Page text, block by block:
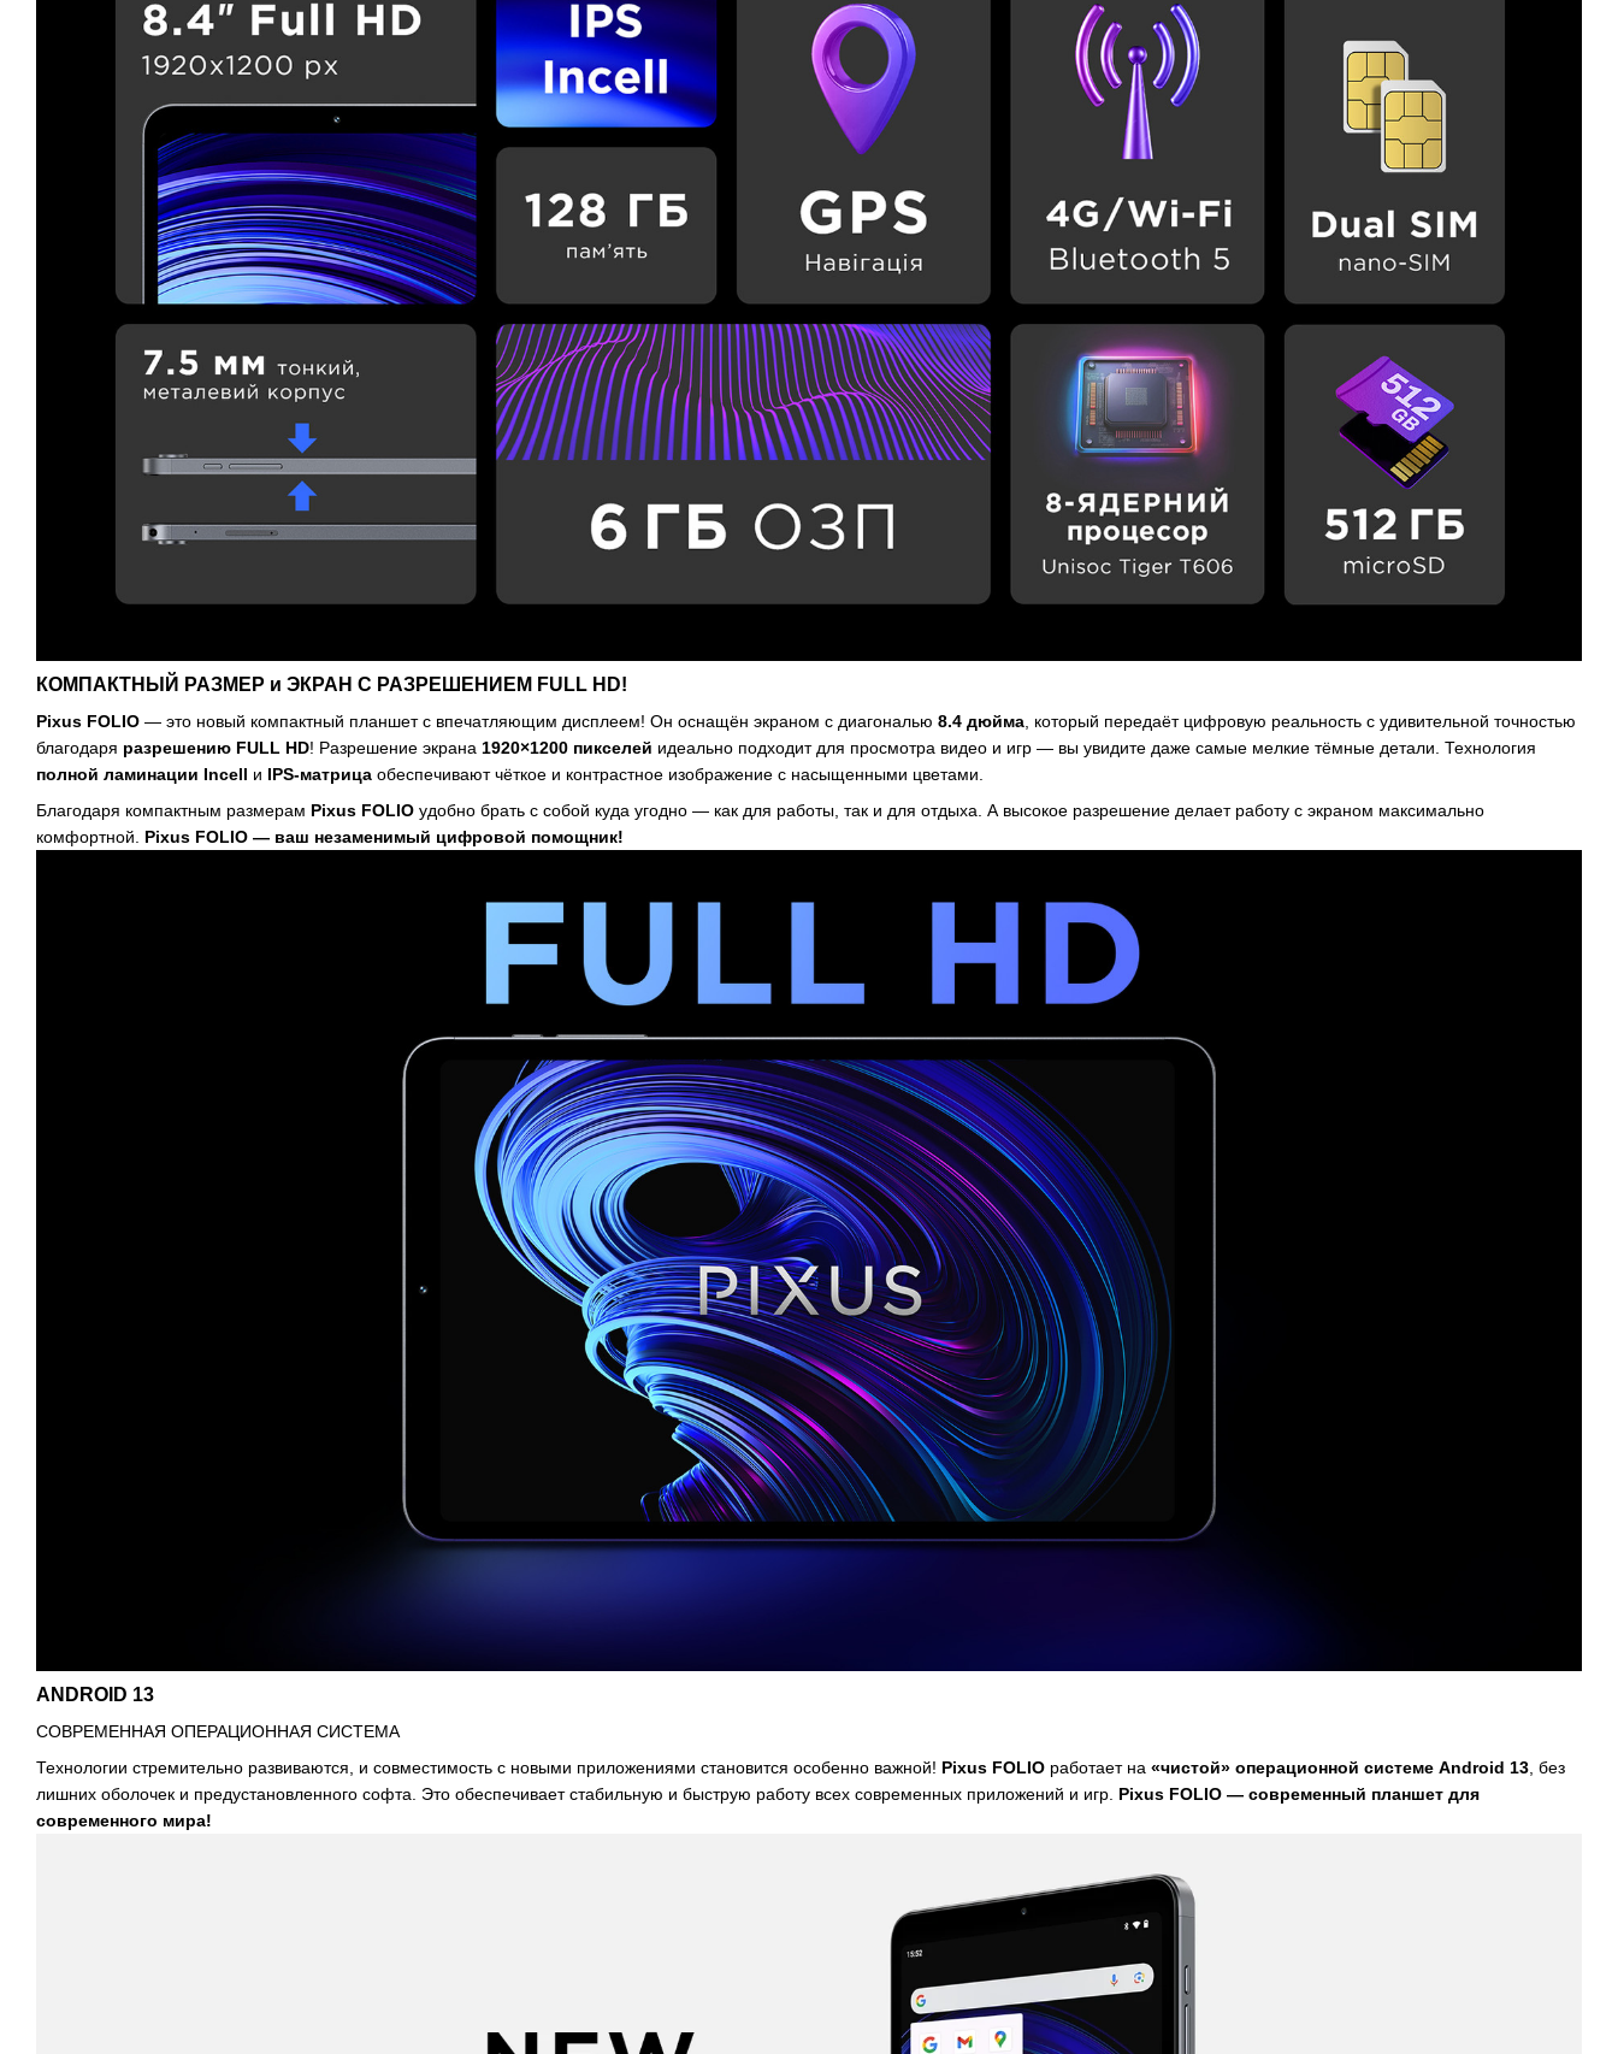
КОМПАКТНЫЙ РАЗМЕР и ЭКРАН С РАЗРЕШЕНИЕМ FULL HD!
Pixus FOLIO — это новый компактный планшет с впечатляющим дисплеем! Он оснащён экраном с диагональю 8.4 дюйма , который передаёт цифровую реальность с удивительной точностью
благодаря разрешению FULL HD! Разрешение экрана 1920×1200 пикселей идеально подходит для просмотра видео и игр — вы увидите даже самые мелкие тёмные детали. Технология
полной ламинации Incell и IPS-матрица обеспечивают чёткое и контрастное изображение с насыщенными цветами.
Благодаря компактным размерам Pixus FOLIO удобно брать с собой куда угодно — как для работы, так и для отдыха. А высокое разрешение делает работу с экраном максимально
комфортной. Pixus FOLIO — ваш незаменимый цифровой помощник!
ANDROID 13
СОВРЕМЕННАЯ ОПЕРАЦИОННАЯ СИСТЕМА
Технологии стремительно развиваются, и совместимость с новыми приложениями становится особенно важной! Pixus FOLIO работает на «чистой» операционной системе Android 13 , без
лишних оболочек и предустановленного софта. Это обеспечивает стабильную и быструю работу всех современных приложений и игр. Pixus FOLIO — современный планшет для
современного мира!